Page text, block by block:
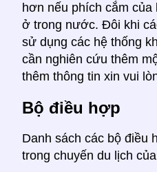
hơn nếu phích cắm
ở trong nước. Đôi khi
sử dụng các hệ thống
cần nghiên cứu thêm
thêm thông tin xin vui
Bộ điều hợp
Danh sách các bộ điều
trong chuyến du lịch